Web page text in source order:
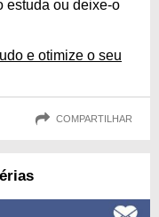
estuda ou deixe-o
e otimize o seu
COMPARTILHAR